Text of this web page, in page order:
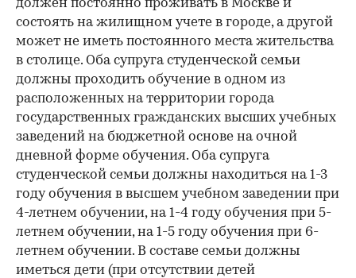
должен постоянно проживать в Москве и
состоять на жилищном учете в городе, а другой
может не иметь постоянного места жительства
в столице. Оба супруга студенческой семьи
должны проходить обучение в одном из
расположенных на территории города
государственных гражданских высших учебных
заведений на бюджетной основе на очной
дневной форме обучения. Оба супруга
студенческой семьи должны находиться на 1-3
году обучения в высшем учебном заведении при
4-летнем обучении, на 1-4 году обучения при 5-
летнем обучении, на 1-5 году обучения при 6-
летнем обучении. В составе семьи должны
иметься дети (при отсутствии детей